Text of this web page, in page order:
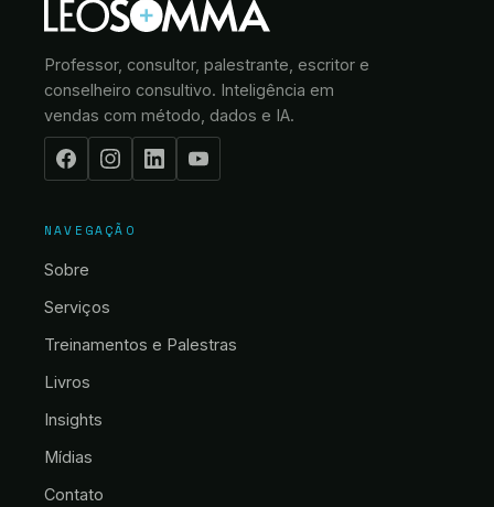
Professor, consultor, palestrante, escritor e
conselheiro consultivo. Inteligência em
vendas com método, dados e IA.
NAVEGAÇÃO
Sobre
Serviços
Treinamentos e Palestras
Livros
Insights
Mídias
Contato